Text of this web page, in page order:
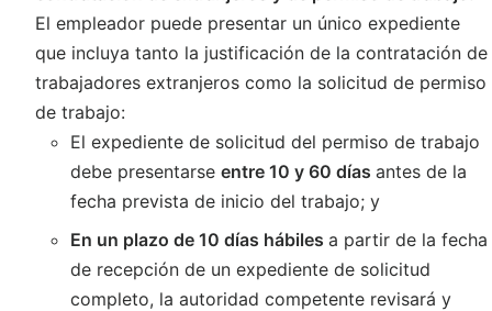
El empleador puede presentar un único expediente
que incluya tanto la justificación de la contratación de
trabajadores extranjeros como la solicitud de permiso
de trabajo:
El expediente de solicitud del permiso de trabajo
debe presentarse entre 10 y 60 días antes de la
fecha prevista de inicio del trabajo; y
En un plazo de 10 días hábiles a partir de la fecha
de recepción de un expediente de solicitud
completo, la autoridad competente revisará y